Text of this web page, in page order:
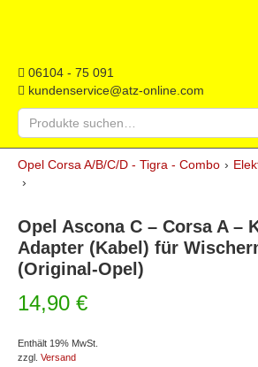
ATZ
Opel-
Ersatzteile
Restauration,
Reparatur
&
Ersatzteile
&
Onlineshop
06104 - 75 091
kundenservice@atz-online.com
Suche
nach:
Skip
Opel Corsa A/B/C/D - Tigra - Combo ›
›
Opel Ascona C – Corsa A –
Adapter (Kabel) für
(Original-Opel)
14,90 €
Enthält 19% MwSt.
zzgl. Versand